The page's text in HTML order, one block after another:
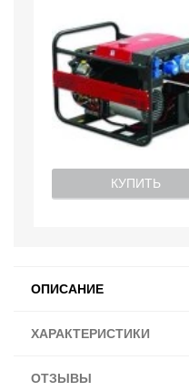
КУПИТЬ
ОПИСАНИЕ
ХАРАКТЕРИСТИКИ
ОТЗЫВЫ